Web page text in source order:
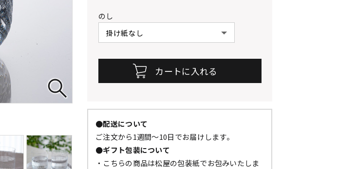
のし
●配送について
ご注文から1週間～10日でお届けします。
●ギフト包装について
・こちらの商品は松屋の包装紙でお包みいたしま